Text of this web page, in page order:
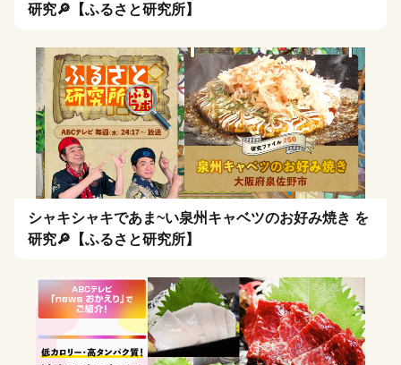
研究🔎【ふるさと研究所】
シャキシャキであま~い泉州キャベツのお好み焼き を
研究🔎【ふるさと研究所】